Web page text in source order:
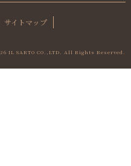
サイトマップ
IL SARTO CO.,LTD. All Rights Reserved.